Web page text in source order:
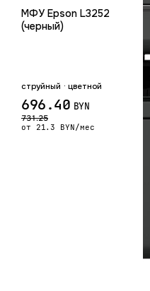
МФУ Epson L3252
(черный)
струйный · цветной
696.40 BYN
731.25
от 21.3 BYN/мес